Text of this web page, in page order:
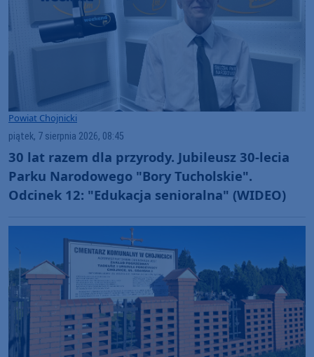
Powiat Chojnicki
piątek, 7 sierpnia 2026, 08:45
30 lat razem dla przyrody. Jubileusz 30-lecia
Parku Narodowego "Bory Tucholskie".
Odcinek 12: "Edukacja senioralna" (WIDEO)